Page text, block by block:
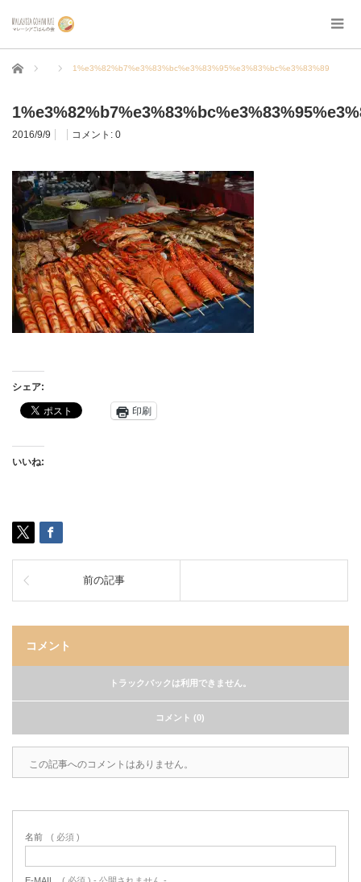
ホーム 1%e3%82%b7%e3%83%bc%e3%83%95%e3%83%bc%e3%83%89
2016/9/9 コメント: 0
シェア:
印刷
いいね:
前の記事
コメント
トラックバックは利用できません。
コメント (0)
この記事へのコメントはありません。
名前 ( 必須 )